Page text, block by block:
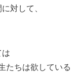
対して、
は
たちは欲している